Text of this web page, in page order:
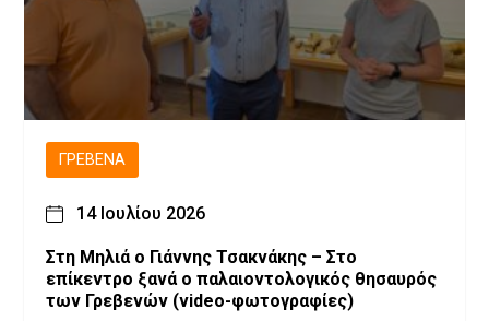
ΓΡΕΒΕΝΆ
14 Ιουλίου 2026
Στη Μηλιά ο Γιάννης Τσακνάκης – Στο
επίκεντρο ξανά ο παλαιοντολογικός θησαυρός
των Γρεβενών (video-φωτογραφίες)